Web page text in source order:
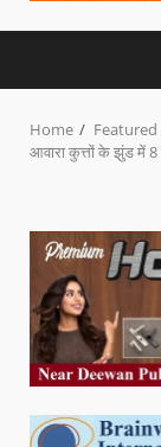
Home
Featured
आवारा कुत्तों के झुंड में